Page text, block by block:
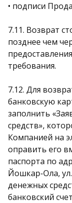
• подписи
7.11. Возврат
позднее чем
требования.
7.12. Для
банковскую
заполнить
средств»,
Компанией на
оправить его
паспорта по
Йошкар-Ола,
денежных
банковский